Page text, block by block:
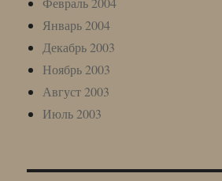
Январь 2004
Декабрь 2003
Ноябрь 2003
Август 2003
Июль 2003